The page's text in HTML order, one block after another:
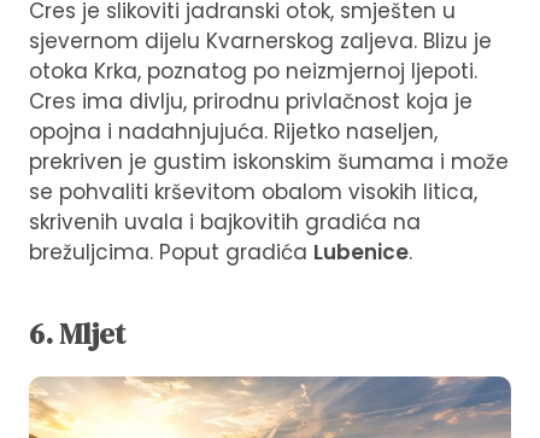
Cres je slikoviti jadranski otok, smješten u
sjevernom dijelu Kvarnerskog zaljeva. Blizu je
otoka Krka, poznatog po neizmjernoj ljepoti.
Cres ima divlju, prirodnu privlačnost koja je
opojna i nadahnjujuća. Rijetko naseljen,
prekriven je gustim iskonskim šumama i može
se pohvaliti krševitom obalom visokih litica,
skrivenih uvala i bajkovitih gradića na
brežuljcima. Poput gradića Lubenice.
6. Mljet